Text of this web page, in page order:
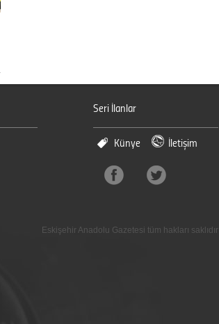
Seri İlanlar
Künye İletişim
Eskişehir Anadolu Gazetesi tüm hakları saklıdır